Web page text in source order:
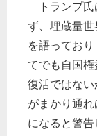
トランプ氏
ず、埋蔵量
を語ってお
てでも自国
復活ではな
がまかり通れ
になると警告